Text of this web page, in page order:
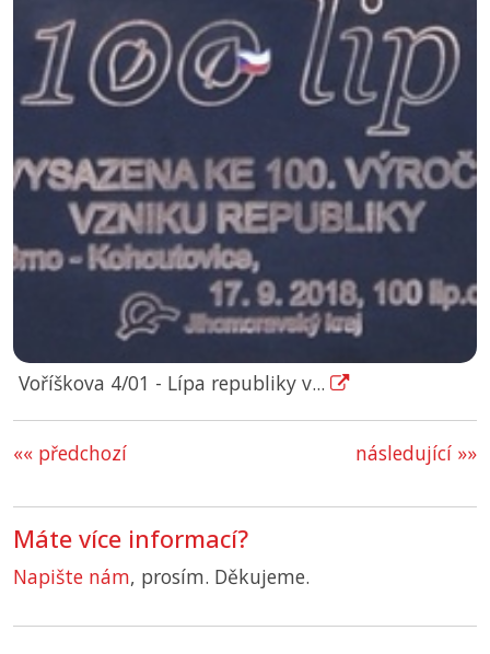
Voříškova 4/01 - Lípa republiky v...
«« předchozí následující »»
Máte více informací?
Napište nám, prosím. Děkujeme.